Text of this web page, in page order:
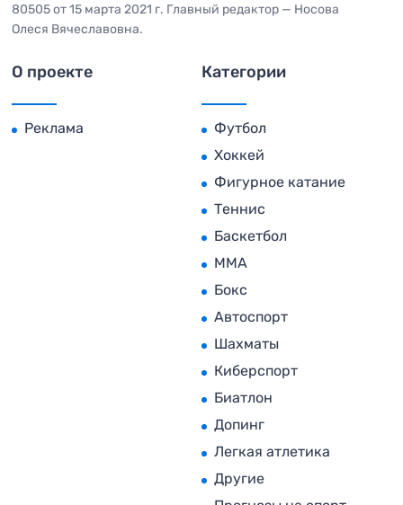
80505 от 15 марта 2021 г. Главный редактор — Носова
Олеся Вячеславовна.
О проекте
Реклама
Категории
Футбол
Хоккей
Фигурное катание
Теннис
Баскетбол
MMA
Бокс
Автоспорт
Шахматы
Киберспорт
Биатлон
Допинг
Легкая атлетика
Другие